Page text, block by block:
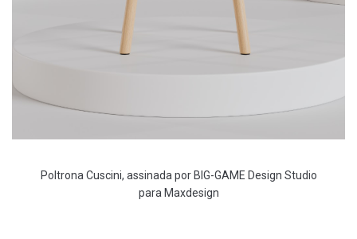
Poltrona Cuscini, assinada por BIG-GAME Design Studio
para Maxdesign